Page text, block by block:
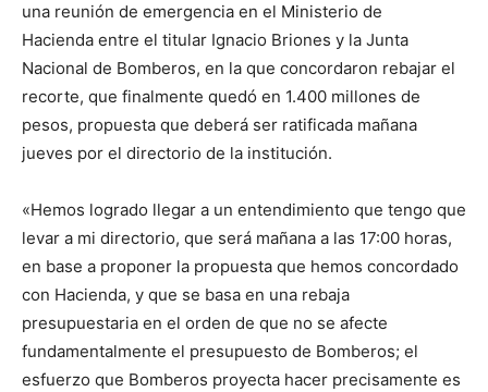
una reunión de emergencia en el Ministerio de
Hacienda entre el titular Ignacio Briones y la Junta
Nacional de Bomberos, en la que concordaron rebajar el
recorte, que finalmente quedó en 1.400 millones de
pesos, propuesta que deberá ser ratificada mañana
jueves por el directorio de la institución.
«Hemos logrado llegar a un entendimiento que tengo que
levar a mi directorio, que será mañana a las 17:00 horas,
en base a proponer la propuesta que hemos concordado
con Hacienda, y que se basa en una rebaja
presupuestaria en el orden de que no se afecte
fundamentalmente el presupuesto de Bomberos; el
esfuerzo que Bomberos proyecta hacer precisamente es